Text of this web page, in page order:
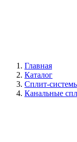
Главная
Каталог
Сплит-
Канальные